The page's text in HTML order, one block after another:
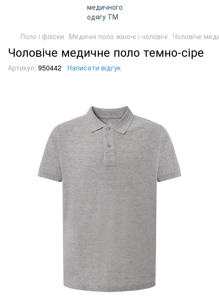
Поло і фліски Медичні поло жіночі і чоловічі Чоловіче
Чоловіче медичне поло темно-сіре
Артикул: 950442 Написати відгук